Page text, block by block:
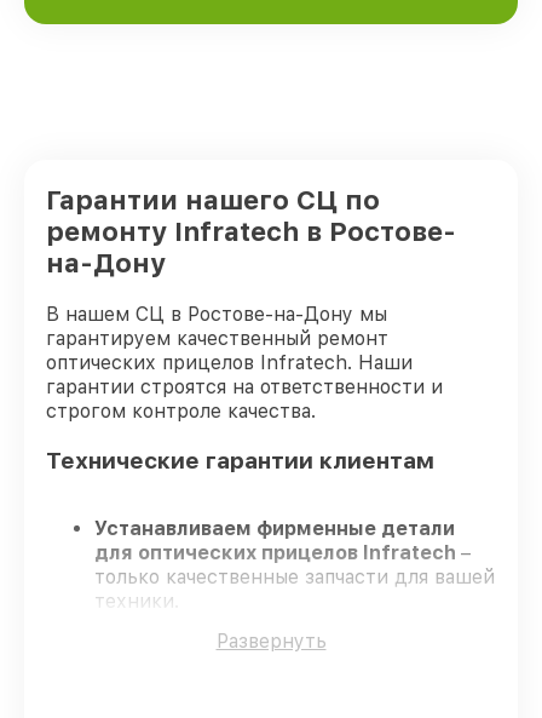
Гарантии нашего СЦ по
ремонту Infratech в Ростове-
на-Дону
В нашем СЦ в Ростове-на-Дону мы
гарантируем качественный ремонт
оптических прицелов Infratech. Наши
гарантии строятся на ответственности и
строгом контроле качества.
Технические гарантии клиентам
Устанавливаем фирменные детали
для оптических прицелов Infratech –
только качественные запчасти для вашей
техники.
проходят регулярное обучение, что
Развернуть